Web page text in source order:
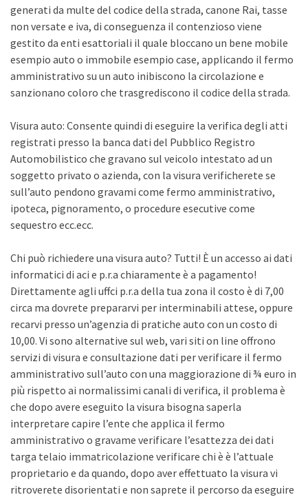
generati da multe del codice della strada, canone Rai, tasse
non versate e iva, di conseguenza il contenzioso viene
gestito da enti esattoriali il quale bloccano un bene mobile
esempio auto o immobile esempio case, applicando il fermo
amministrativo su un auto inibiscono la circolazione e
sanzionano coloro che trasgrediscono il codice della strada.
Visura auto: Consente quindi di eseguire la verifica degli atti
registrati presso la banca dati del Pubblico Registro
Automobilistico che gravano sul veicolo intestato ad un
soggetto privato o azienda, con la visura verificherete se
sull’auto pendono gravami come fermo amministrativo,
ipoteca, pignoramento, o procedure esecutive come
sequestro ecc.ecc.
Chi può richiedere una visura auto? Tutti! È un accesso ai dati
informatici di aci e p.r.a chiaramente è a pagamento!
Direttamente agli uffci p.r.a della tua zona il costo è di 7,00
circa ma dovrete prepararvi per interminabili attese, oppure
recarvi presso un’agenzia di pratiche auto con un costo di
10,00. Vi sono alternative sul web, vari siti on line offrono
servizi di visura e consultazione dati per verificare il fermo
amministrativo sull’auto con una maggiorazione di ¾ euro in
più rispetto ai normalissimi canali di verifica, il problema è
che dopo avere eseguito la visura bisogna saperla
interpretare capire l’ente che applica il fermo
amministrativo o gravame verificare l’esattezza dei dati
targa telaio immatricolazione verificare chi è è l’attuale
proprietario e da quando, dopo aver effettuato la visura vi
ritroverete disorientati e non saprete il percorso da eseguire